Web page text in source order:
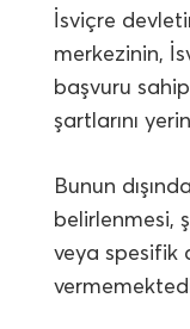
İsviçre
merkezinin,
başvuru
şartlarını
Bunun
belirlenmesi,
veya spesifik